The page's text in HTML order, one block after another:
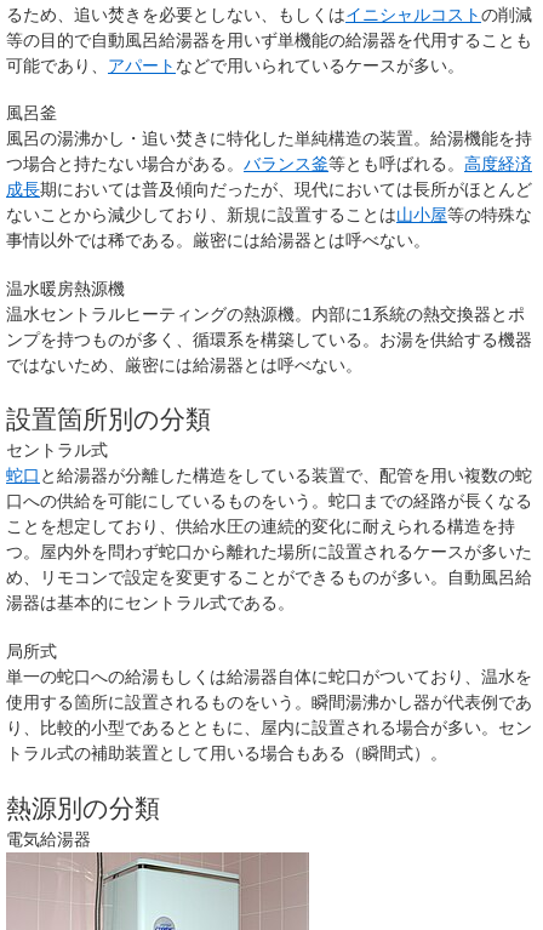
るため、追い焚きを必要としない、もしくはイニシャルコストの削減
等の目的で自動風呂給湯器を用いず単機能の給湯器を代用することも
可能であり、 アパート などで用いられているケースが多い。
風呂釜
風呂の湯沸かし・追い焚きに特化した単純構造の装置。給湯機能を持
つ場合と持たない場合がある。 バランス釜等とも呼ばれる。 高度経済
成長期においては普及傾向だったが、現代においては長所がほとんど
ないことから減少しており、新規に設置することは山小屋等の特殊な
事情以外では稀である。厳密には給湯器とは呼べない。
温水暖房熱源機
温水セントラルヒーティングの熱源機。内部に1系統の熱交換器とポ
ンプを持つものが多く、循環系を構築している。お湯を供給する機器
ではないため、厳密には給湯器とは呼べない。
設置箇所別の分類
セントラル式
蛇口 と給湯器が分離した構造をしている装置で、配管を用い複数の蛇
口への供給を可能にしているものをいう。蛇口までの経路が長くなる
ことを想定しており、供給水圧の連続的変化に耐えられる構造を持
つ。屋内外を問わず蛇口から離れた場所に設置されるケースが多いた
め、リモコンで設定を変更することができるものが多い。自動風呂給
湯器は基本的にセントラル式である。
局所式
単一の蛇口への給湯もしくは給湯器自体に蛇口がついており、温水を
使用する箇所に設置されるものをいう。瞬間湯沸かし器が代表例であ
り、比較的小型であるとともに、屋内に設置される場合が多い。セン
トラル式の補助装置として用いる場合もある（瞬間式）。
熱源別の分類
電気給湯器